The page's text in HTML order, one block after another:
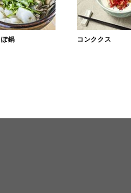
鍋 コンククス